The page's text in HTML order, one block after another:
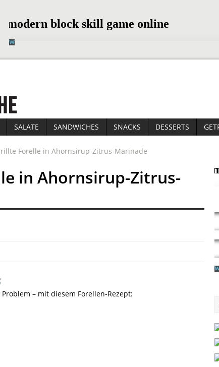
SALATE SANDWICHES SNACKS DESSERTS
Forelle in Ahornsirup-Zitrus-Marinade
in Ahornsirup-Zitrus-
– mit diesem Forellen-Rezept: